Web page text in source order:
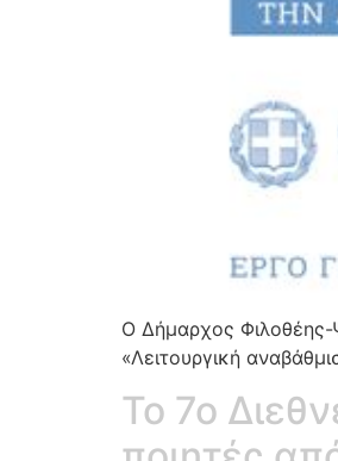
Ο Δήμαρχος Φιλοθέης-
«Λειτουργική
Το 7ο